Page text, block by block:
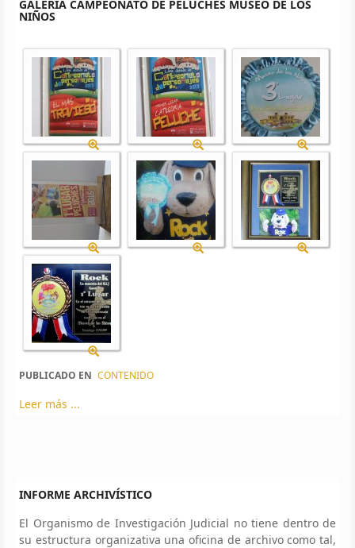
GALERÍA CAMPEONATO DE PELUCHES MUSEO DE LOS
NIÑOS
PUBLICADO EN CONTENIDO
Leer más ...
INFORME ARCHIVÍSTICO
El Organismo de Investigación Judicial no tiene dentro de
su estructura organizativa una oficina de archivo como tal,